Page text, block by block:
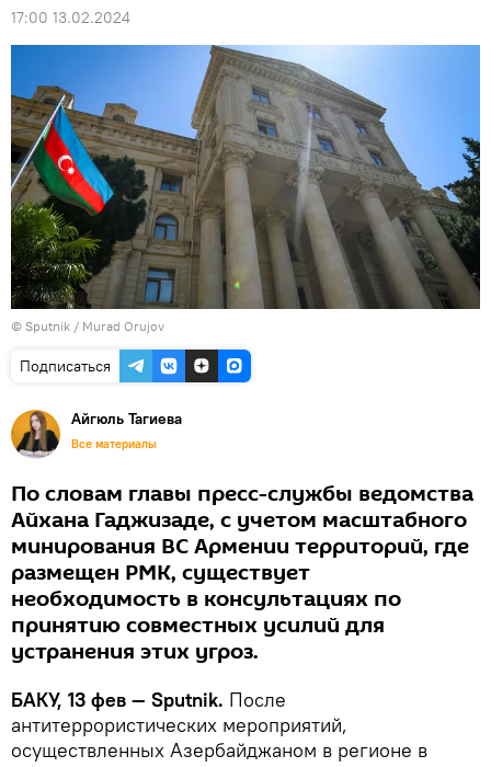
17:00 13.02.2024
© Sputnik / Murad Orujov
Подписаться
Айгюль Тагиева
Все материалы
По словам главы пресс-службы ведомства
Айхана Гаджизаде, с учетом масштабного
минирования ВС Армении территорий, где
размещен РМК, существует
необходимость в консультациях по
принятию совместных усилий для
устранения этих угроз.
БАКУ, 13 фев — Sputnik. После
антитеррористических мероприятий,
осуществленных Азербайджаном в регионе в